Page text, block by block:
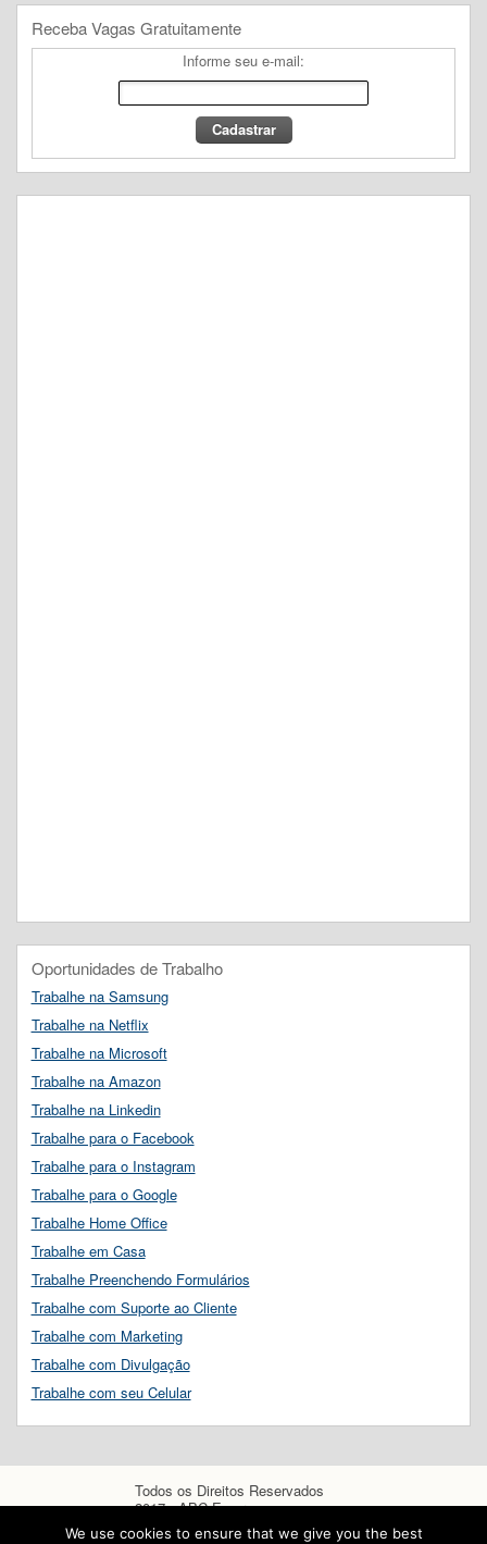
Receba Vagas Gratuitamente
Informe seu e-mail:
Oportunidades de Trabalho
Trabalhe na Samsung
Trabalhe na Netflix
Trabalhe na Microsoft
Trabalhe na Amazon
Trabalhe na Linkedin
Trabalhe para o Facebook
Trabalhe para o Instagram
Trabalhe para o Google
Trabalhe Home Office
Trabalhe em Casa
Trabalhe Preenchendo Formulários
Trabalhe com Suporte ao Cliente
Trabalhe com Marketing
Trabalhe com Divulgação
Trabalhe com seu Celular
Todos os Direitos Reservados
2017 - ABC Empregos
We use cookies to ensure that we give you the best